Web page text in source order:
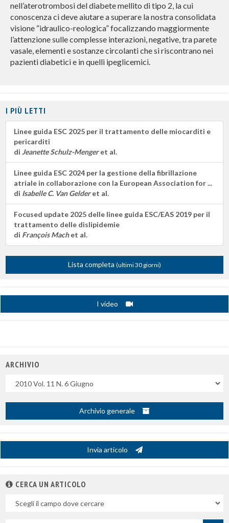
nell’aterotrombosi del diabete mellito di tipo 2, la cui
conoscenza ci deve aiutare a superare la nostra consolidata
visione “idraulico-reologica” focalizzando maggiormente
l’attenzione sulle complesse interazioni, negative, tra parete
vasale, elementi e sostanze circolanti che si riscontrano nei
pazienti diabetici e in quelli ipeglicemici.
I PIÙ LETTI
Linee guida ESC 2025 per il trattamento delle miocarditi e
pericarditi
di Jeanette Schulz-Mengeret al.
Linee guida ESC 2024 per la gestione della fibrillazione
atriale in collaborazione con la European Association for ...
di Isabelle C. Van Gelderet al.
Focused update 2025 delle linee guida ESC/EAS 2019 per il
trattamento delle dislipidemie
di François Machet al.
Lista completa (ultimi 30 giorni)
I video
ARCHIVIO
Archivio generale
Invia articolo
CERCA UN ARTICOLO
campo